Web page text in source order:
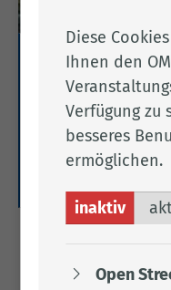
Hier finden Sie
Erholungsgebiet
Landkreises.
Frau Rob­ke
Diese
Ihnen den
Verfügung
besseres
ermöglichen.
inaktiv
Open